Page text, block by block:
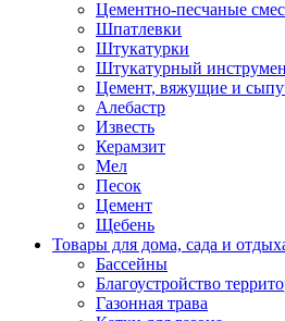
Цементно-песчаные
Шпатлевки
Штукатурки
Штукатурный
Цемент, вяжущие и
Алебастр
Известь
Керамзит
Мел
Песок
Цемент
Щебень
Товары для дома, сада и
Бассейны
Благоустройство
Газонная трава